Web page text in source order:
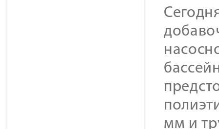
мм и